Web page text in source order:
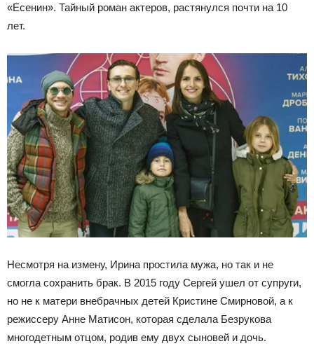
«Есенин». Тайный роман актеров, растянулся почти на 10
лет.
Несмотря на измену, Ирина простила мужа, но так и не
смогла сохранить брак. В 2015 году Сергей ушел от супруги,
но не к матери внебрачных детей Кристине Смирновой, а к
режиссеру Анне Матисон, которая сделала Безрукова
многодетным отцом, родив ему двух сыновей и дочь.